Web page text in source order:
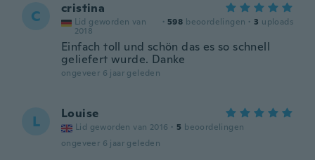
C cristina
Lid geworden van
2018
· 598 beoordelingen · 3 uploads
Einfach toll und schön das es so schnell
geliefert wurde. Danke
ongeveer 6 jaar geleden
L Louise
Lid geworden van 2016 · 5 beoordelingen
ongeveer 6 jaar geleden